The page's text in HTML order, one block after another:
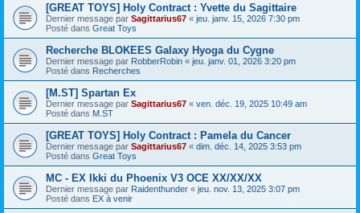
[GREAT TOYS] Holy Contract : Yvette du Sagittaire
Dernier message par Sagittarius67 « jeu. janv. 15, 2026 7:30 pm
Posté dans Great Toys
Recherche BLOKEES Galaxy Hyoga du Cygne
Dernier message par RobberRobin « jeu. janv. 01, 2026 3:20 pm
Posté dans Recherches
[M.ST] Spartan Ex
Dernier message par Sagittarius67 « ven. déc. 19, 2025 10:49 am
Posté dans M.ST
[GREAT TOYS] Holy Contract : Pamela du Cancer
Dernier message par Sagittarius67 « dim. déc. 14, 2025 3:53 pm
Posté dans Great Toys
MC - EX Ikki du Phoenix V3 OCE XX/XX/XX
Dernier message par Raidenthunder « jeu. nov. 13, 2025 3:07 pm
Posté dans EX à venir